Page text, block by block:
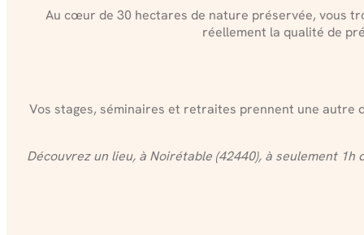
Au cœur de 30 hectares de nature préservée, vous
réellement la qualité de
Vos stages, séminaires et retraites prennent une
Découvrez un lieu, à Noirétable (42440), à seulement